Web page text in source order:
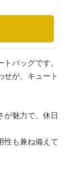
バッグです。
せが、キュート
が魅力で、休日
性も兼ね備えて